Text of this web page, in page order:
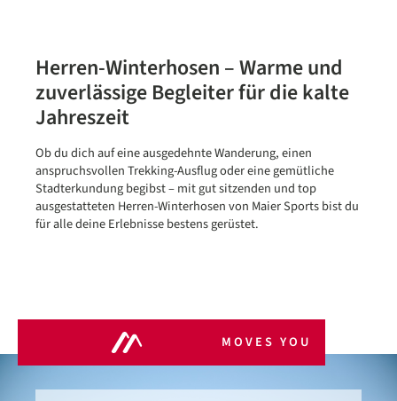
Herren-Winterhosen – Warme und
zuverlässige Begleiter für die kalte
Jahreszeit
Ob du dich auf eine ausgedehnte Wanderung, einen
anspruchsvollen Trekking-Ausflug oder eine gemütliche
Stadterkundung begibst – mit gut sitzenden und top
ausgestatteten Herren-Winterhosen von Maier Sports bist du
für alle deine Erlebnisse bestens gerüstet.
MOVES YOU